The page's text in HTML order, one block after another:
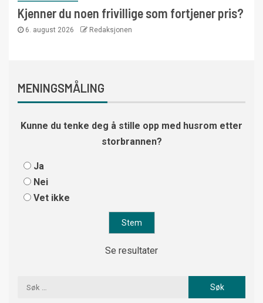
Kjenner du noen frivillige som fortjener pris?
6. august 2026 Redaksjonen
MENINGSMÅLING
Kunne du tenke deg å stille opp med husrom etter
storbrannen?
Ja
Nei
Vet ikke
Se resultater